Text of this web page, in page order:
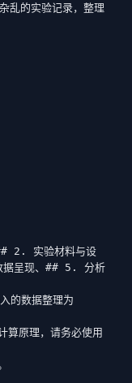
乱的实验记录，整理
2. 实验材料与设
呈现、## 5. 分析
的数据整理为
算原理，请务必使用